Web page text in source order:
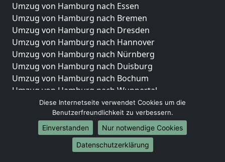
Umzug von Hamburg nach Essen
Umzug von Hamburg nach Bremen
Umzug von Hamburg nach Dresden
Umzug von Hamburg nach Hannover
Umzug von Hamburg nach Nürnberg
Umzug von Hamburg nach Duisburg
Umzug von Hamburg nach Bochum
Umzug von Hamburg nach Wuppertal
Umzug von Hamburg nach Bielefeld
Umzug von Hamburg nach Bonn
Umzug von Hamburg nach Münster
Internationale-Umzüge
Diese Internetseite verwendet Cookies um die
Benutzerfreundlichkeit zu verbessern.
Einverstanden
Nur notwendige Cookies
Datenschutzerklärung